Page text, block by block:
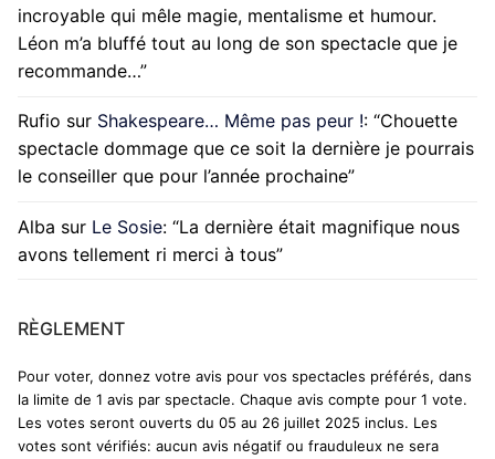
incroyable qui mêle magie, mentalisme et humour.
Léon m’a bluffé tout au long de son spectacle que je
recommande…”
Rufio sur Shakespeare… Même pas peur !: “Chouette
spectacle dommage que ce soit la dernière je pourrais
le conseiller que pour l’année prochaine”
Alba sur Le Sosie: “La dernière était magnifique nous
avons tellement ri merci à tous”
RÈGLEMENT
Pour voter, donnez votre avis pour vos spectacles préférés, dans
la limite de 1 avis par spectacle. Chaque avis compte pour 1 vote.
Les votes seront ouverts du 05 au 26 juillet 2025 inclus. Les
votes sont vérifiés: aucun avis négatif ou frauduleux ne sera